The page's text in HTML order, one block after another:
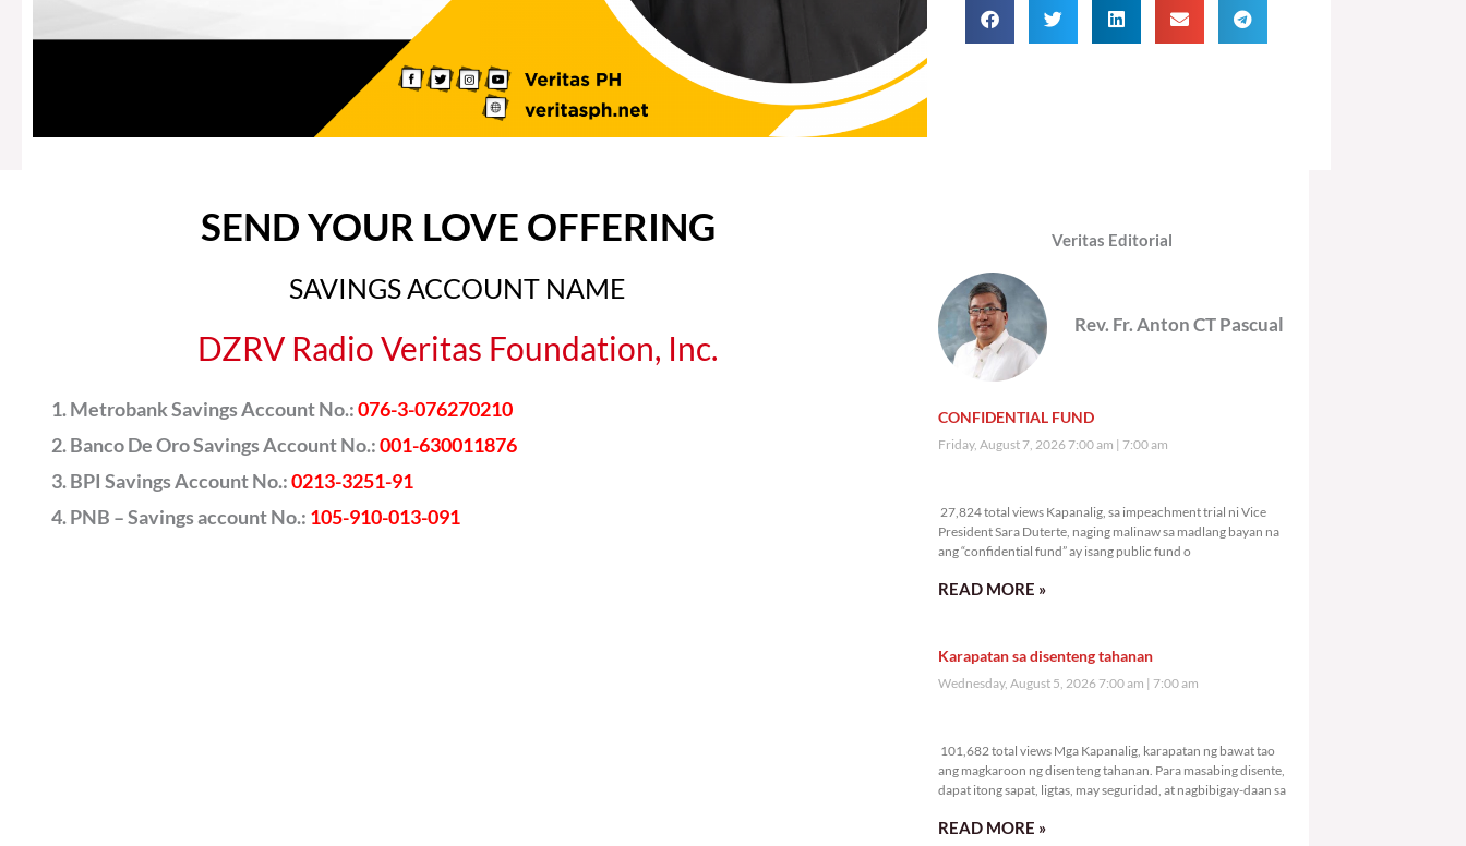
SEND YOUR LOVE OFFERING
SAVINGS ACCOUNT NAME
DZRV Radio Veritas Foundation, Inc.
Metrobank Savings Account No.:076-3-076270210
Banco De Oro Savings Account No.:001-630011876
BPI Savings Account No.:0213-3251-91
PNB – Savings account No.: 105-910-013-091
Veritas Editorial
Rev. Fr. Anton CT Pascual
CONFIDENTIAL FUND
Friday, August 7, 2026 7:00 am 7:00 am
27,824 total views Kapanalig, sa impeachment trial ni Vice
President Sara Duterte, naging malinaw sa madlang bayan na
ang “confidential fund” ay isang public fund o
READ MORE »
Karapatan sa disenteng tahanan
Wednesday, August 5, 2026 7:00 am 7:00 am
101,682 total views Mga Kapanalig, karapatan ng bawat tao
ang magkaroon ng disenteng tahanan. Para masabing disente,
dapat itong sapat, ligtas, may seguridad, at nagbibigay-daan sa
READ MORE »